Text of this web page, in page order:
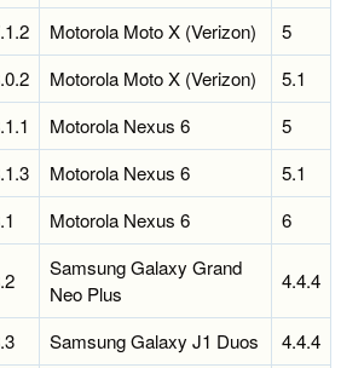
Motorola Moto X (Verizon) 5
Motorola Moto X (Verizon) 5.1
Motorola Nexus 6 5
Motorola Nexus 6 5.1
Motorola Nexus 6 6
Samsung Galaxy Grand
Neo Plus
4.4.4
Samsung Galaxy J1 Duos 4.4.4